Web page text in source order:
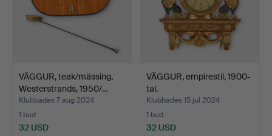
VÄGGUR, teak/mässing,
Westerstrands, 1950/…
Klubbades 7 aug 2024
1 bud
32 USD
VÄGGUR, empirestil, 1900-
tal.
Klubbades 15 jul 2024
1 bud
32 USD